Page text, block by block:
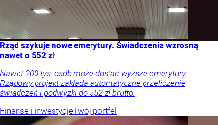
Rząd szykuje nowe emerytury. Świadczenia wzrosną
nawet o 552 zł
Nawet 200 tys. osób może dostać wyższe emerytury.
Rządowy projekt zakłada automatyczne przeliczenie
świadczeń i podwyżki do 552 zł brutto.
Finanse i inwestycjeTwój portfel